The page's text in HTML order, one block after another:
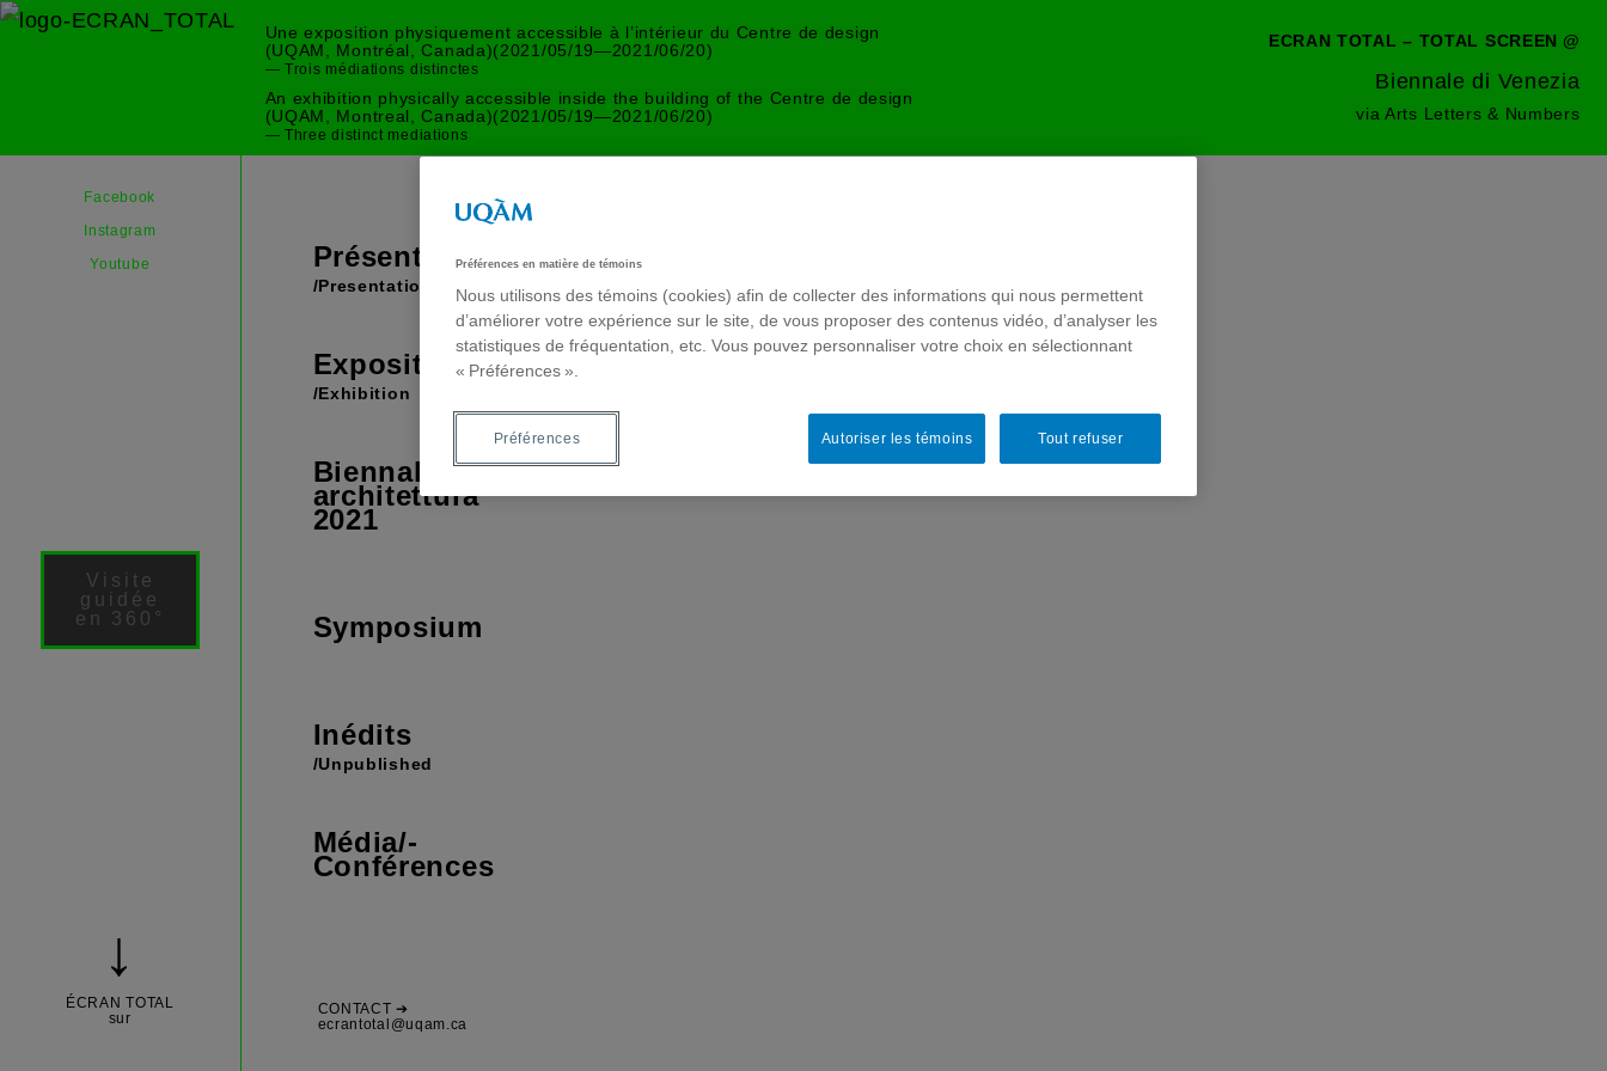
Une exposition physiquement accessible à l’intérieur du Centre de design
(UQAM, Montréal, Canada)(2021/05/19—2021/06/20)
— Trois médiations distinctes
An exhibition physically accessible inside the building of the Centre de design
(UQAM, Montreal, Canada)(2021/05/19—2021/06/20)
— Three distinct mediations
ECRAN TOTAL – TOTAL SCREEN @
Biennale di Venezia
viaArts Letters & Numbers
Facebook
Instagram
Youtube
Visite
guidée
en 360°
↓
ÉCRAN TOTAL
sur
Présentation
/Presentation
Exposition
/Exhibition
Biennale
architettura
2021
Symposium
Inédits
/Unpublished
Média/­
Conférences
CONTACT ➔
ecrantotal@uqam.ca
Préférences en matière de témoins
Nous utilisons des témoins (cookies) afin de collecter des informations qui nous permettent
d’améliorer votre expérience sur le site, de vous proposer des contenus vidéo, d’analyser les
statistiques de fréquentation, etc. Vous pouvez personnaliser votre choix en sélectionnant
« Préférences ».
Tout refuser
Autoriser les témoins
Préférences